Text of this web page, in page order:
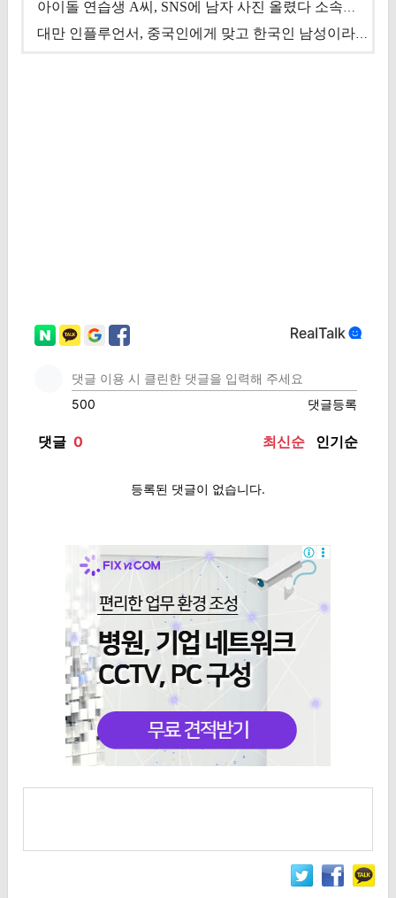
아이돌 연습생 A씨, SNS에 남자 사진 올렸다 소속사 퇴출
대만 인플루언서, 중국인에게 맞고 한국인 남성이라 진술 '후폭풍'